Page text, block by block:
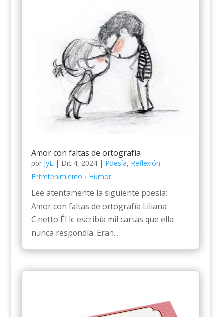
Amor con faltas de ortografía
por JyE| Dic 4, 2024| Poesía, Reflexión -
Entretenimiento - Humor
Lee atentamente la siguiente poesía:
Amor con faltas de ortografía Liliana
Cinetto Él le escribía mil cartas que ella
nunca respondía. Eran...